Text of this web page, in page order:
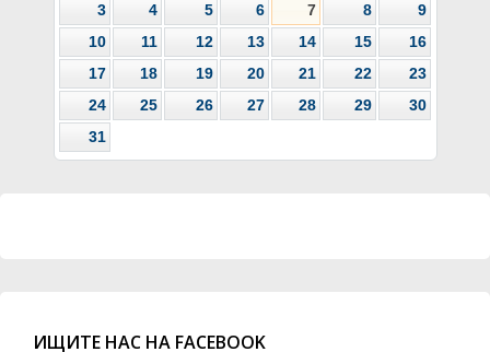
3
4 5 6 7 8
9
10
11 12 13 14 15
16
17
18 19 20 21 22
23
24
25 26 27 28 29
30
31
ИЩИТЕ НАС НА FACEBOOK